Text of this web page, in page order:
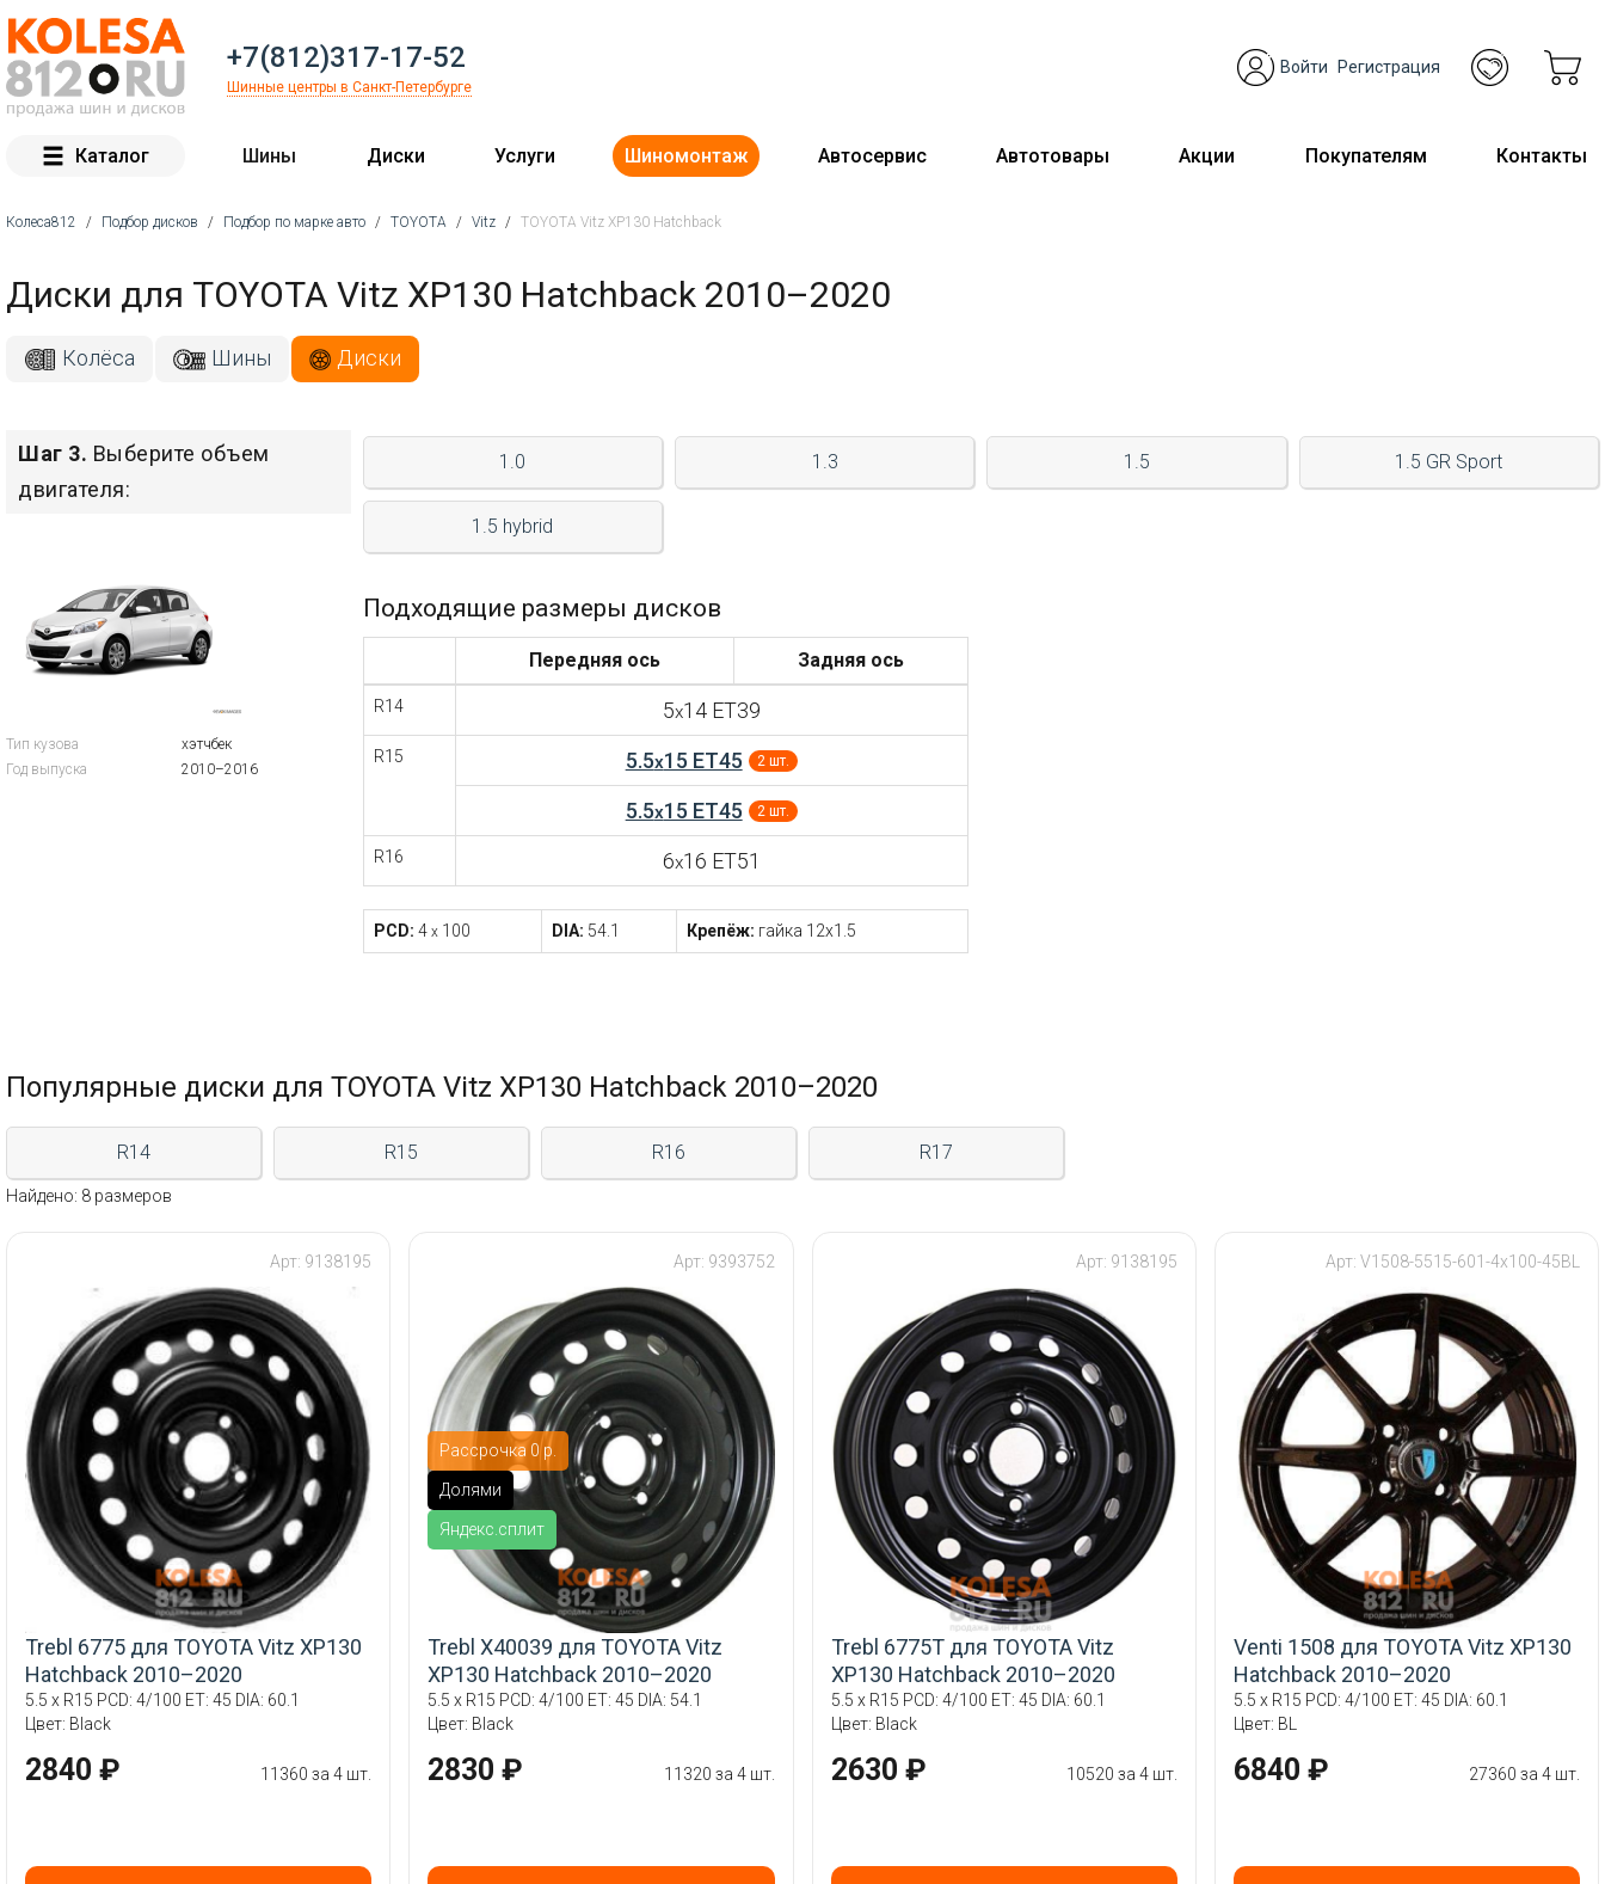
+7(812)317-17-52
Шинные центры в Санкт-Петербурге
Войти Регистрация
Каталог Шины Диски Услуги Шиномонтаж Автосервис Автотовары Акции Покупателям Контакты
Колеса812 / Подбор дисков / Подбор по марке авто / TOYOTA / Vitz / TOYOTA Vitz XP130 Hatchback
Диски для TOYOTA Vitz XP130 Hatchback 2010–2020
Колёса Шины Диски
Шаг 3. Выберите объем
двигателя:
Тип кузова
хэтчбек
Год выпуска
2010–2016
1.0 1.3 1.5 1.5 GR Sport
1.5 hybrid
Подходящие размеры дисков
Передняя ось Задняя ось
R14 5x14 ET39
R15 5.5x15 ET45 2 шт.
5.5x15 ET45 2 шт.
R16 6x16 ET51
PCD: 4 x100 DIA: 54.1 Крепёж: гайка 12x1.5
Популярные диски для TOYOTA Vitz XP130 Hatchback 2010–2020
R14 R15 R16 R17
Найдено: 8 размеров
Арт: 9138195
Trebl 6775 для TOYOTA Vitz XP130
Hatchback 2010–2020
5.5 x R15 PCD: 4/100 ET: 45 DIA: 60.1
Цвет: Black
2840 ₽ 11360 за 4 шт.
Рассрочка 0 р.
Долями
Яндекс.сплит
Арт: 9393752
Trebl X40039 для TOYOTA Vitz
XP130 Hatchback 2010–2020
5.5 x R15 PCD: 4/100 ET: 45 DIA: 54.1
Цвет: Black
2830 ₽ 11320 за 4 шт.
Арт: 9138195
Trebl 6775T для TOYOTA Vitz
XP130 Hatchback 2010–2020
5.5 x R15 PCD: 4/100 ET: 45 DIA: 60.1
Цвет: Black
2630 ₽ 10520 за 4 шт.
Арт: V1508-5515-601-4x100-45BL
Venti 1508 для TOYOTA Vitz XP130
Hatchback 2010–2020
5.5 x R15 PCD: 4/100 ET: 45 DIA: 60.1
Цвет: BL
6840 ₽ 27360 за 4 шт.